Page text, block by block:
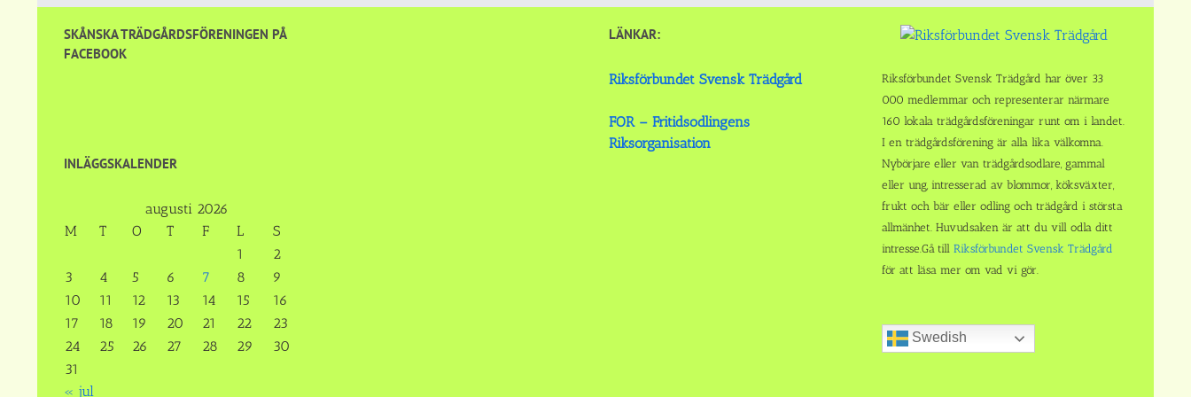
SKÅNSKA TRÄDGÅRDSFÖRENINGEN PÅ
FACEBOOK
INLÄGGSKALENDER
augusti 2026
M
T O T F L
S
1
2
3
4 5 6 7 8
9
10
11 12 13 14 15
16
17
18 19 20 21 22
23
24
25 26 27 28 29
30
31
« jul
LÄNKAR:
Riksförbundet Svensk Trädgård
FOR – Fritidsodlingens
Riksorganisation
Riksförbundet Svensk Trädgård har över 33
000 medlemmar och representerar närmare
160 lokala trädgårdsföreningar runt om i landet.
I en trädgårdsförening är alla lika välkomna.
Nybörjare eller van trädgårdsodlare, gammal
eller ung, intresserad av blommor, köksväxter,
frukt och bär eller odling och trädgård i största
allmänhet. Huvudsaken är att du vill odla ditt
intresse.Gå till Riksförbundet Svensk Trädgård
för att läsa mer om vad vi gör.
Swedish